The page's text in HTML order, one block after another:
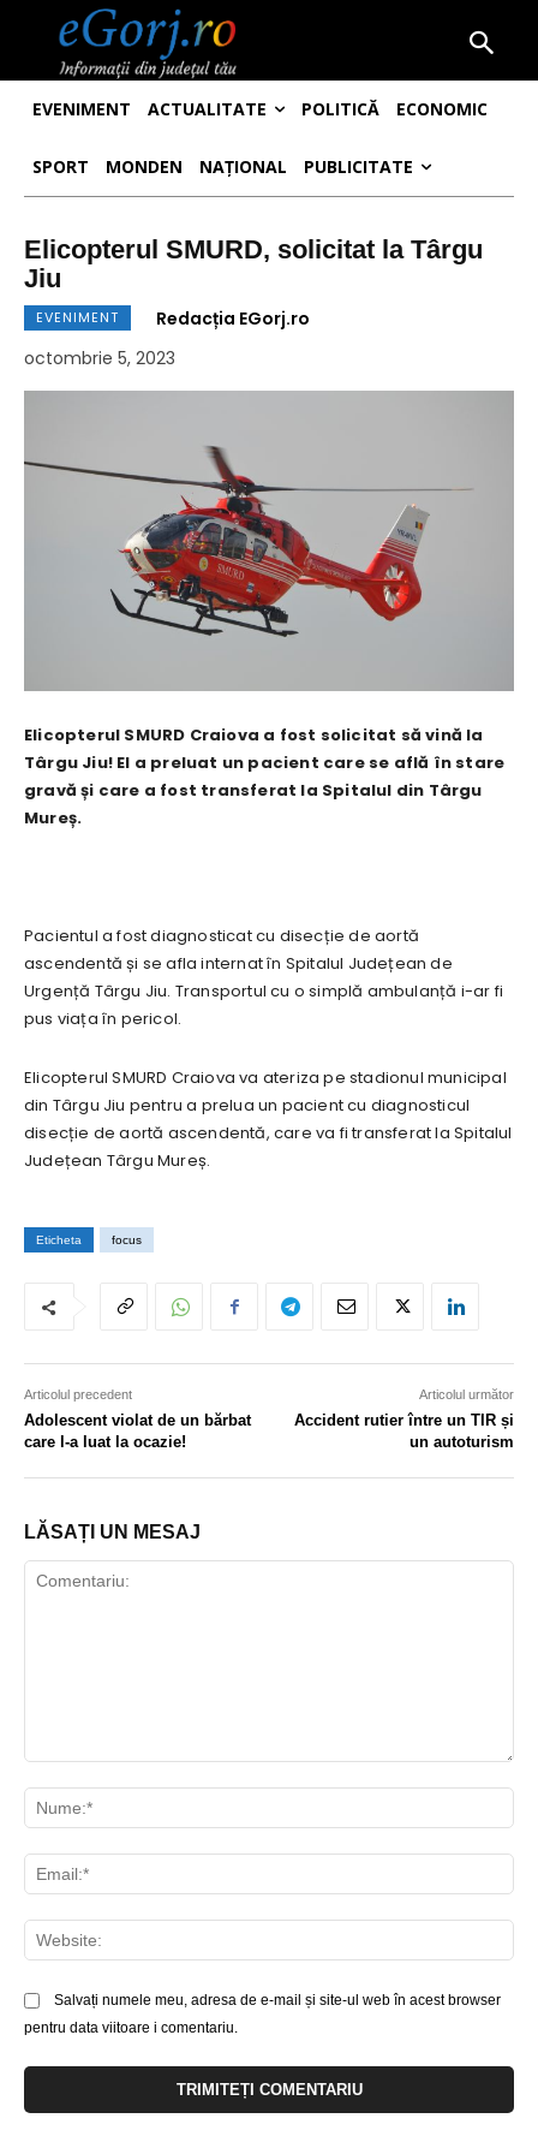
EVENIMENT ACTUALITATE POLITICĂ ECONOMIC
SPORT MONDEN NAȚIONAL PUBLICITATE
Elicopterul SMURD, solicitat la Târgu
Jiu
EVENIMENT
Redacția EGorj.ro
octombrie 5, 2023
Elicopterul SMURD Craiova a fost solicitat să vină la
Târgu Jiu! El a preluat un pacient care se află în stare
gravă și care a fost transferat la Spitalul din Târgu
Mureș.
Pacientul a fost diagnosticat cu disecție de aortă
ascendentă și se afla internat în Spitalul Județean de
Urgență Târgu Jiu. Transportul cu o simplă ambulanță i-ar fi
pus viața în pericol.
Elicopterul SMURD Craiova va ateriza pe stadionul municipal
din Târgu Jiu pentru a prelua un pacient cu diagnosticul
disecție de aortă ascendentă, care va fi transferat la Spitalul
Județean Târgu Mureș.
Eticheta focus
Articolul precedent
Adolescent violat de un bărbat
care l-a luat la ocazie!
Articolul următor
Accident rutier între un TIR și
un autoturism
LĂSAȚI UN MESAJ
Salvați numele meu, adresa de e-mail și site-ul web în acest browser
pentru data viitoare i comentariu.